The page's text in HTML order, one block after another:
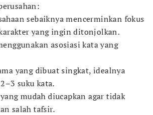
sebaiknya mencerminkan fokus
yang ingin ditonjolkan.
asosiasi kata yang
yang dibuat singkat, idealnya
suku kata.
mudah diucapkan agar tidak
salah tafsir.